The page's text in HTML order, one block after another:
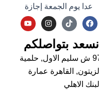
عدا يوم الجمعة إجازة
F
a
e
b
k
n
a
g
a
Y
o
t
u
b
بتواصلكم
ش سليم الاول, حلمية
القاهرة عمارة
الاهلي